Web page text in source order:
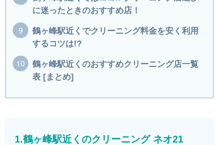
に迷ったときのおすすめ店！
鶴ヶ峰駅近くでクリーニング料金を安く利用
するコツは!?
鶴ヶ峰駅近くのおすすめクリーニング店一覧
表 [まとめ]
1.鶴ヶ峰駅近くのクリーニング ネオ21